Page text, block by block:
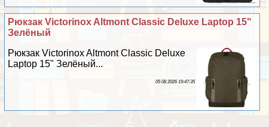
Рюкзак Victorinox Altmont Classic Deluxe Laptop 15"
Зелёный
Рюкзак Victorinox Altmont Classic Deluxe
Laptop 15" Зелёный...
05 08 2026 19:47:35